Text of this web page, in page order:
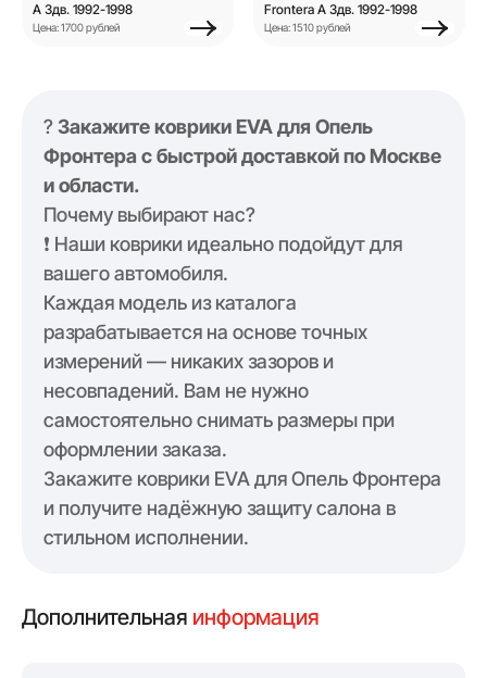
A 3дв. 1992-1998
Цена: 1700 рублей
Frontera A 3дв. 1992-1998
Цена: 1510 рублей
?Закажите коврики EVA для Опель
Фронтера с быстрой доставкой по Москве
и области.
Почему выбирают нас?
❗️ Наши коврики идеально подойдут для
вашего автомобиля.
Каждая модель из каталога
разрабатывается на основе точных
измерений — никаких зазоров и
несовпадений. Вам не нужно
самостоятельно снимать размеры при
оформлении заказа.
Закажите коврики EVA для Опель Фронтера
и получите надёжную защиту салона в
стильном исполнении.
Дополнительная информация